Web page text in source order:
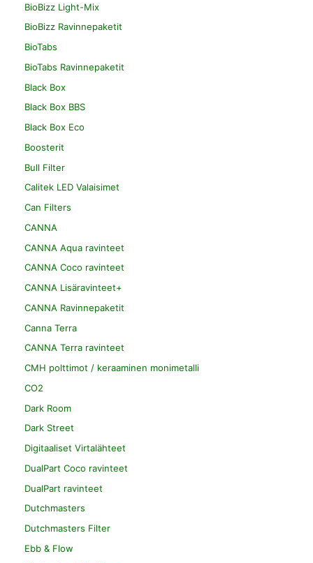
BioBizz Light-Mix
BioBizz Ravinnepaketit
BioTabs
BioTabs Ravinnepaketit
Black Box
Black Box BBS
Black Box Eco
Boosterit
Bull Filter
Calitek LED Valaisimet
Can Filters
CANNA
CANNA Aqua ravinteet
CANNA Coco ravinteet
CANNA Lisäravinteet+
CANNA Ravinnepaketit
Canna Terra
CANNA Terra ravinteet
CMH polttimot / keraaminen monimetalli
CO2
Dark Room
Dark Street
Digitaaliset Virtalähteet
DualPart Coco ravinteet
DualPart ravinteet
Dutchmasters
Dutchmasters Filter
Ebb & Flow